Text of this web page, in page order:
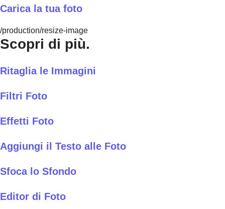
Carica la tua foto
/production/resize-image
Scopri di più.
Ritaglia le Immagini
Filtri Foto
Effetti Foto
Aggiungi il Testo alle Foto
Sfoca lo Sfondo
Editor di Foto